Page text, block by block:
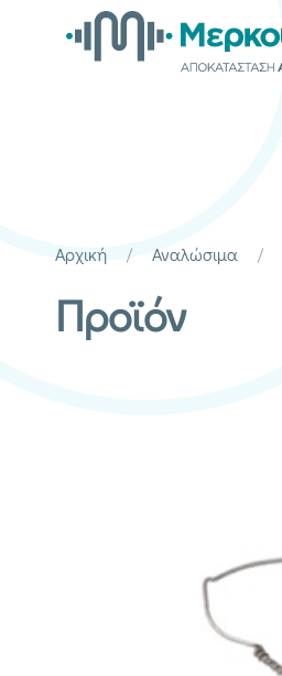
Αρχική Αναλώσιμα
Προϊόν